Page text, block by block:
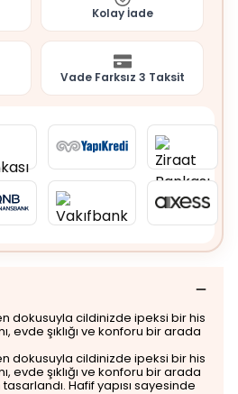
Kolay İade
Vade Farksız 3 Taksit
dokusuyla cildinizde ipeksi bir his
evde şıklığı ve konforu bir arada
dokusuyla cildinizde ipeksi bir his
evde şıklığı ve konforu bir arada
Hafif yapısı sayesinde